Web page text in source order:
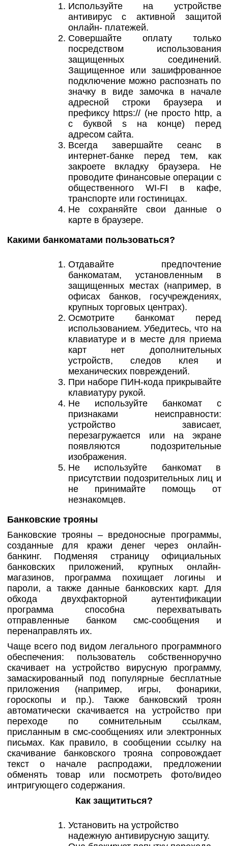
Используйте на устройстве
антивирус с активной защитой
онлайн- платежей.
Совершайте оплату только
посредством использования
защищенных соединений.
Защищенное или зашифрованное
подключение можно распознать по
значку в виде замочка в начале
адресной строки браузера и
префиксу https:// (не просто http, а
с буквой s на конце) перед
адресом сайта.
Всегда завершайте сеанс в
интернет-банке перед тем, как
закроете вкладку браузера. Не
проводите финансовые операции с
общественного WI-FI в кафе,
транспорте или гостиницах.
Не сохраняйте свои данные о
карте в браузере.
Какими банкоматами пользоваться?
Отдавайте предпочтение
банкоматам, установленным в
защищенных местах (например, в
офисах банков, госучреждениях,
крупных торговых центрах).
Осмотрите банкомат перед
использованием. Убедитесь, что на
клавиатуре и в месте для приема
карт нет дополнительных
устройств, следов клея и
механических повреждений.
При наборе ПИН-кода прикрывайте
клавиатуру рукой.
Не используйте банкомат с
признаками неисправности:
устройство зависает,
перезагружается или на экране
появляются подозрительные
изображения.
Не используйте банкомат в
присутствии подозрительных лиц и
не принимайте помощь от
незнакомцев.
Банковские трояны
Банковские трояны – вредоносные программы,
созданные для кражи денег через онлайн-
банкинг. Подменяя страницу официальных
банковских приложений, крупных онлайн-
магазинов, программа похищает логины и
пароли, а также данные банковских карт. Для
обхода двухфакторной аутентификации
программа способна перехватывать
отправленные банком смс-сообщения и
перенаправлять их.
Чаще всего под видом легального программного
обеспечения: пользователь собственноручно
скачивает на устройство вирусную программу,
замаскированный под популярные бесплатные
приложения (например, игры, фонарики,
гороскопы и пр.). Также банковский троян
автоматически скачивается на устройство при
переходе по сомнительным ссылкам,
присланным в смс-сообщениях или электронных
письмах. Как правило, в сообщении ссылку на
скачивание банковского трояна сопровождает
текст о начале распродажи, предложении
обменять товар или посмотреть фото/видео
интригующего содержания.
Как защититься?
Установить на устройство
надежную антивирусную защиту.